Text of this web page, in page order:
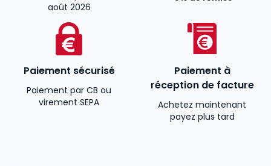
août 2026
Paiement sécurisé
Paiement par CB ou
virement SEPA
Paiement à
réception de facture
Achetez maintenant
payez plus tard